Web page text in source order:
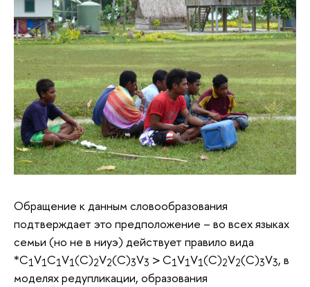
Обращение к данным словообразования
подтверждает это предположение – во всех языках
семьи (но не в ниуэ) действует правило вида
*C1V1C1V1(C)2V2(C)3V3 > C1V1V1(C)2V2(C)3V3, в
моделях редупликации, образования